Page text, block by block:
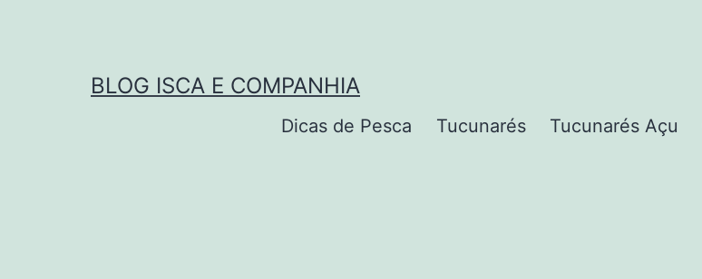
BLOG ISCA E COMPANHIA
Dicas de Pesca Tucunarés Tucunarés Açu